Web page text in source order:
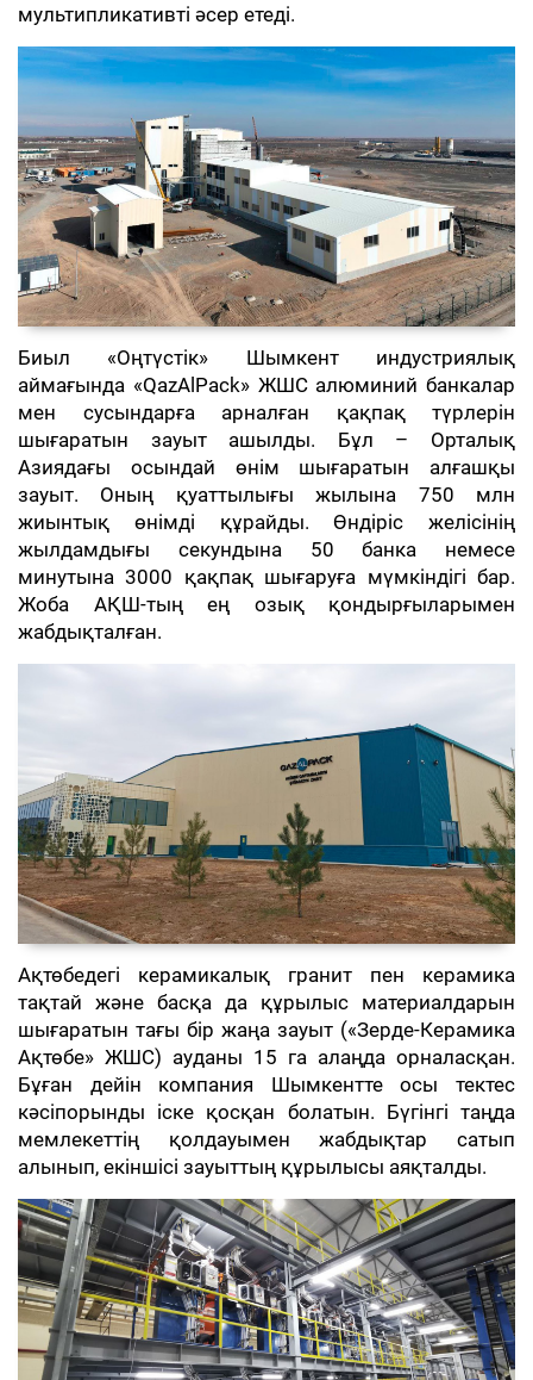
мультипликативті әсер етеді.
Биыл «Оңтүстік» Шымкент индустриялық
аймағында «QazAlPack» ЖШС алюминий банкалар
мен сусындарға арналған қақпақ түрлерін
шығаратын зауыт ашылды. Бұл – Орталық
Азиядағы осындай өнім шығаратын алғашқы
зауыт. Оның қуаттылығы жылына 750 млн
жиынтық өнімді құрайды. Өндіріс желісінің
жылдамдығы секундына 50 банка немесе
минутына 3000 қақпақ шығаруға мүмкіндігі бар.
Жоба АҚШ-тың ең озық қондырғыларымен
жабдықталған.
Ақтөбедегі керамикалық гранит пен керамика
тақтай және басқа да құрылыс материалдарын
шығаратын тағы бір жаңа зауыт («Зерде-Керамика
Ақтөбе» ЖШС) ауданы 15 га алаңда орналасқан.
Бұған дейін компания Шымкентте осы тектес
кәсіпорынды іске қосқан болатын. Бүгінгі таңда
мемлекеттің қолдауымен жабдықтар сатып
алынып, екіншісі зауыттың құрылысы аяқталды.